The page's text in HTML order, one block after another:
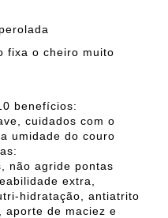
fixa o cheiro muito
benefícios:
cuidados com o
umidade do couro
não agride pontas
extra,
hidratação, antiatrito
aporte de maciez e